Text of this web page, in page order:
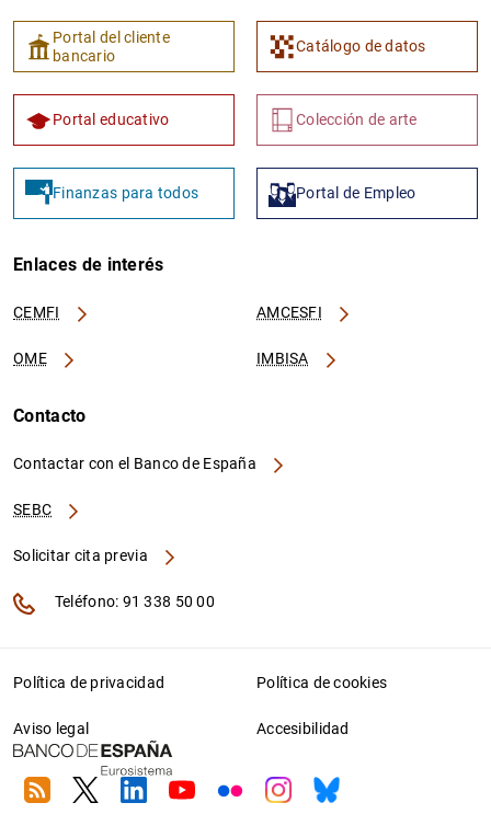
Portal del cliente
bancario
Catálogo de datos
Portal educativo Colección de arte
Finanzas para todos Portal de Empleo
Enlaces de interés
CEMFI AMCESFI
OME IMBISA
Contacto
Contactar con el Banco de España
SEBC
Solicitar cita previa
Teléfono: 91 338 50 00
Política de privacidad Política de cookies
Aviso legal Accesibilidad
RSS TwitterLinkedin
YoutubeFlickrInstagram
Bluesky